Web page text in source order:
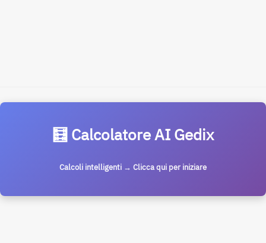
🧮 Calcolatore AI Gedix
Calcoli intelligenti → Clicca qui per iniziare